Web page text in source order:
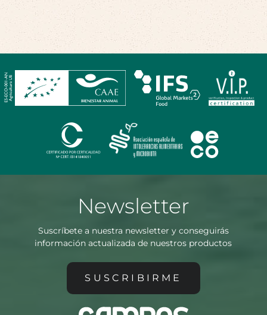
Newsletter
Suscríbete a nuestra newsletter y conseguirás
información actualizada de nuestros productos
SUSCRIBIRME